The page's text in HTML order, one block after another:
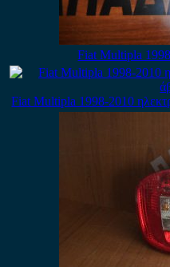
Fiat Multipla
Fiat Multipla 1998-2010